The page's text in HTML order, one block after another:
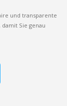
und transparente
Sie genau